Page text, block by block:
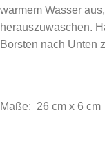
warmem Wasser
herauszuwaschen.
Borsten nach Unten
Maße: 26 cm x 6 cm